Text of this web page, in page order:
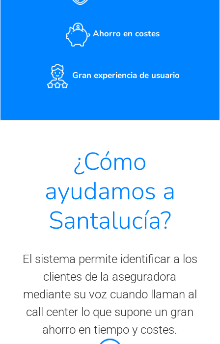
Ahorro en costes
Gran experiencia de usuario
¿Cómo
ayudamos a
Santalucía?
El sistema permite identificar a los
clientes de la aseguradora
mediante su voz cuando llaman al
call center lo que supone un gran
ahorro en tiempo y costes.